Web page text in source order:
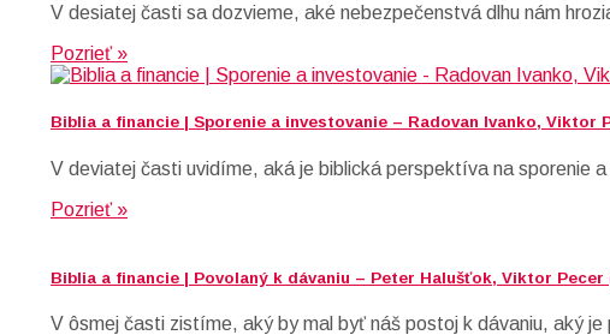
V desiatej časti sa dozvieme, aké nebezpečenstvá dlhu nám
Pozrieť »
Biblia a financie | Sporenie a investovanie – Radovan Ivanko, Viktor
V deviatej časti uvidíme, aká je biblická perspektíva na sporenie
Pozrieť »
Biblia a financie | Povolaný k dávaniu – Peter Halušťok, Viktor Pecer
V ôsmej časti zistíme, aký by mal byť náš postoj k dávaniu, aký